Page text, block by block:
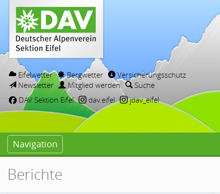
Eifelwetter Bergwetter
Versicherungsschutz
Newsletter
Mitglied werden
Suche
DAV Sektion Eifel
dav.eifel jdav_eifel
Navigation
Berichte